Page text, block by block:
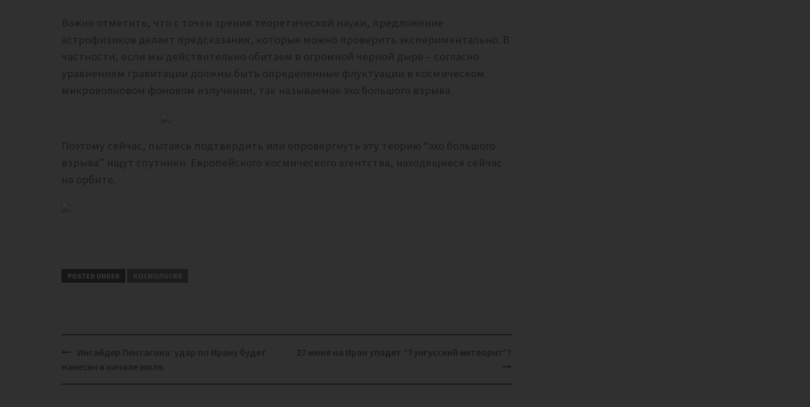
Важно отметить, что с точки зрения теоретической науки, предложение
астрофизиков делает предсказания, которые можно проверить экспериментально. В
частности, если мы действительно обитаем в огромной черной дыре – согласно
уравнениям гравитации должны быть определенные флуктуации в космическом
микроволновом фоновом излучении, так называемое эхо большого взрыва.
Поэтому сейчас, пытаясь подтвердить или опровергнуть эту теорию “эхо большого
взрыва” ищут спутники Европейского космического агентства, находящиеся сейчас
на орбите.
POSTED UNDER КОСМОЛОГИЯ
Post